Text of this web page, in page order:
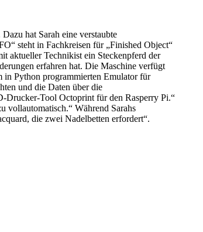
hat Sarah eine verstaubte
steht in Fachkreisen für „Finished Object“
aktueller Technikist ein Steckenpferd der
erfahren hat. Die Maschine verfügt
in Python programmierten Emulator für
und die Daten über die
Drucker-Tool Octoprint für den Rasperry Pi.“
vollautomatisch.“ Während Sarahs
die zwei Nadelbetten erfordert“.